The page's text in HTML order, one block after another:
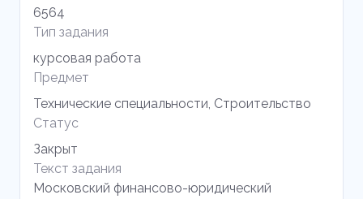
6564
Тип задания
курсовая работа
Предмет
Технические специальности, Строительство
Статус
Закрыт
Текст задания
Московский финансово-юридический